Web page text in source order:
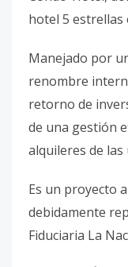
hotel 5 estrellas
Manejado por
renombre
retorno de
de una gestión
alquileres de las
Es un proyecto
debidamente
Fiduciaria La